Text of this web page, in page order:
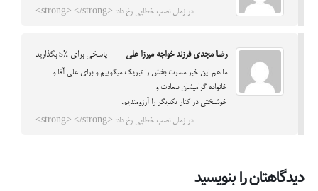
در زمان نصب خطایی رخ داد: <strong> </strong>
رضا مجدی فرزند خواجه میرزا علی پاسخی برای %s بگذارید
ما هم این خبر مسرت بخش را تبریک میگوییم و برای علی آقا و
خانواده گرامیشان سعادت و
خوشبختی در کنار یکدیگر را آرزومندیم.
در زمان نصب خطایی رخ داد: <strong> </strong>
دیدگاهتان را بنویسید